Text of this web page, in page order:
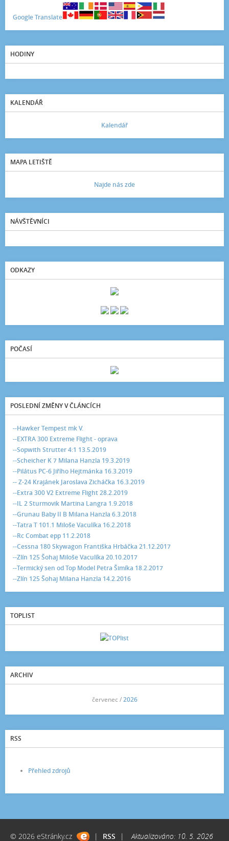
Google Translate
HODINY
KALENDÁŘ
Kalendář
MAPA LETIŠTĚ
Najde nás zde
NÁVŠTĚVNÍCI
ODKAZY
POČASÍ
POSLEDNÍ ZMĚNY V ČLÁNCÍCH
--Hawker Tempest mk V.
--EXTRA 300 Extreme Flight - oprava
--Sopwith Strutter 4:1 13.5.2019
--Scheicher K 7 Milana Hanzla 19.3.2019
--Pilátus PC-6 Jiřího Hejtmánka 16.3.2019
-- Z-24 Krajánek Jaroslava Zicháčka 16.3.2019
--Extra 300 V2 Extreme Flight 28.2.2019
--IL 2 Sturmovik Martina Langra 1.9.2018
--Grunau Baby II B Milana Hanzla 6.3.2018
--Tatra T 101.1 Miloše Vaculíka 16.2.2018
--Rc Combat epp 11.2.2018
--Cessna 180 Skywagon Františka Hrbáčka 21.12.2017
--Zlín 125 Šohaj Miloše Vaculíka 20.10.2017
--Termický sen od Top Model Petra Šimíka 18.2.2017
--Zlín 125 Šohaj Milana Hanzla 14.2.2016
TOPLIST
ARCHIV
červenec /2026
RSS
Přehled zdrojů
© 2026 eStránky.cz | RSS | Aktualizováno: 10. 5. 2026